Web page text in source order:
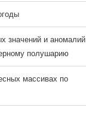
значений и аномалий
полушарию
массивах по